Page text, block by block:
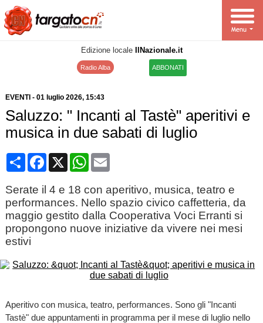
Edizione locale IlNazionale.it
Radio Alba ABBONATI
EVENTI - 01 luglio 2026, 15:43
Saluzzo: " Incanti al Tastè" aperitivi e
musica in due sabati di luglio
CondividiFacebook
X WhatsApp
Email
Serate il 4 e 18 con aperitivo, musica, teatro e
performances. Nello spazio civico caffetteria, da
maggio gestito dalla Cooperativa Voci Erranti si
propongono nuove iniziative da vivere nei mesi
estivi
Aperitivo con musica, teatro, performances. Sono gli "Incanti
Tastè" due appuntamenti in programma per il mese di luglio nello